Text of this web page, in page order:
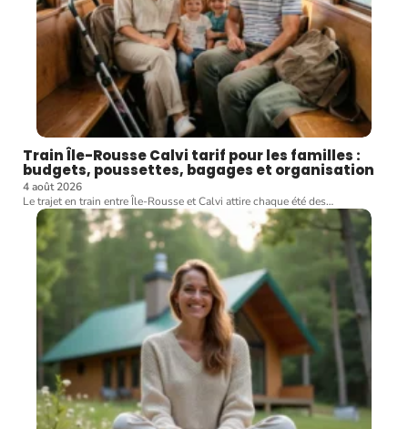
Train Île-Rousse Calvi tarif pour les familles :
budgets, poussettes, bagages et organisation
4 août 2026
Le trajet en train entre Île-Rousse et Calvi attire chaque été des…